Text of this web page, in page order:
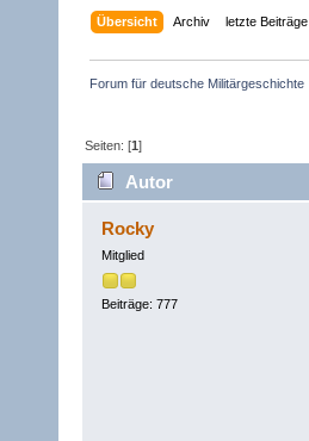
Übersicht Archiv letzte Beiträge
Forum für deutsche Militärgeschichte
Seiten: [1]
Autor
Rocky
Mitglied
Beiträge: 777